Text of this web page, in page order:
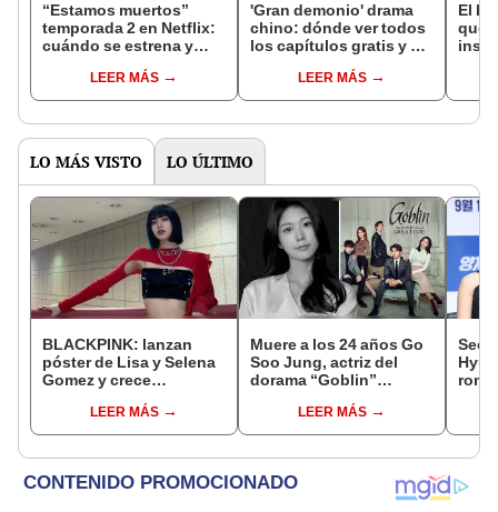
“Estamos muertos”
temporada 2 en Netflix:
cuándo se estrena y
temporadaLEER MÁS
'Gran demonio' drama
chino: dónde ver todos
los capítulos gratis y en
LEER MÁS
El k-
que
LO MÁS VISTO LO ÚLTIMO
BLACKPINK: lanzan
póster de Lisa y Selena
Gomez y crece
cream”LEER MÁS
Muere a los 24 años Go
Soo Jung, actriz del
dorama “Goblin”
LEER MÁS
Seo